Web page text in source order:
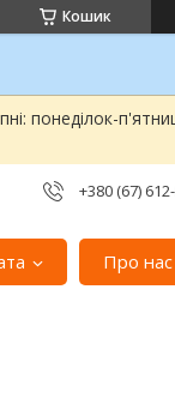
Кошик
понеділок-
+380 (67)
Про нас